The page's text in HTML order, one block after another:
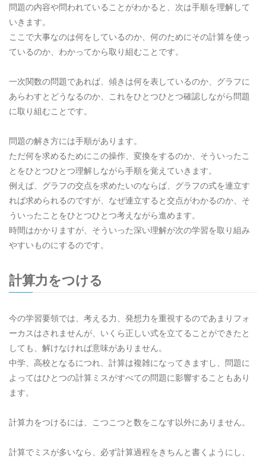
問題の内容や問われていることがわかると、次は手順を理解して
いきます。
ここで大事なのは何をしているのか、何のためにその計算を使っ
ているのか、わかってから取り組むことです。
一次関数の問題であれば、傾きは何を表しているのか、グラフに
あらわすとどうなるのか、これをひとつひとつ確認しながら問題
に取り組むことです。
問題の解き方には手順があります。
ただ何を求めるためにこの操作、変換をするのか、そういったこ
とをひとつひとつ理解しながら手順を覚えていきます。
例えば、グラフの交点を求めたいのならば、グラフの式を連立す
れば求められるのですが、なぜ連立すると交点がわかるのか、そ
ういったことをひとつひとつ考えながら進めます。
時間はかかりますが、そういった深い理解が次の学習を取り組み
やすいものにするのです。
計算力をつける
今の学習要領では、考える力、発想力を重視するのであまりフォ
ーカスはされませんが、いくら正しい式を立てることができたと
しても、解けなければ意味がありません。
中学、高校となるにつれ、計算は複雑になってきますし、問題に
よってはひとつの計算ミスがすべての問題に影響することもあり
ます。
計算力をつけるには、こつこつと数をこなす以外にありません。
計算でミスが多いなら、必ず計算過程をきちんと書くようにし、